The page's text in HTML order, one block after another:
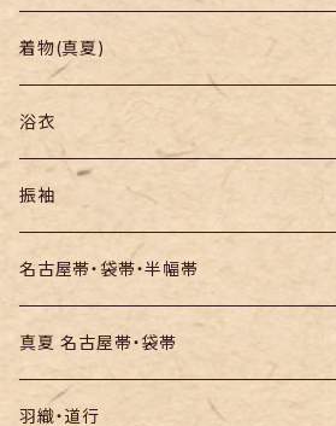
羽織り・道行
色無地・江戸小紋
紬
訪問着・付下
お召し
着物(真夏)
浴衣
セオα・ポリ
木綿・綿麻
絞りの浴衣
振袖
名古屋帯・袋帯・半幅帯
名古屋帯
袋帯
真夏 名古屋帯・袋帯
羽織・道行